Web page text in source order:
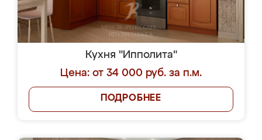
Кухня "Ипполита"
Цена: от 34 000 руб. за п.м.
ПОДРОБНЕЕ